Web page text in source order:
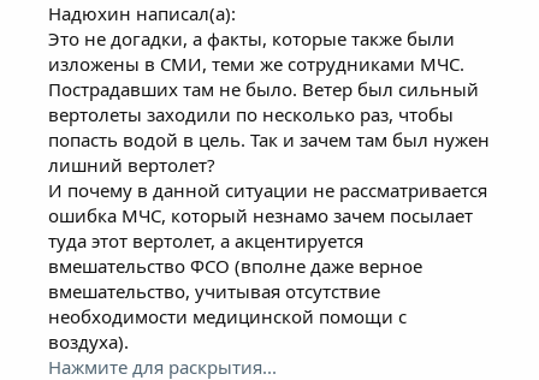
Надюхин написал(а):
Это не догадки, а факты, которые также были
изложены в СМИ, теми же сотрудниками МЧС.
Пострадавших там не было. Ветер был сильный
вертолеты заходили по несколько раз, чтобы
попасть водой в цель. Так и зачем там был нужен
лишний вертолет?
И почему в данной ситуации не рассматривается
ошибка МЧС, который незнамо зачем посылает
туда этот вертолет, а акцентируется
вмешательство ФСО (вполне даже верное
вмешательство, учитывая отсутствие
необходимости медицинской помощи с
воздуха).
Нажмите для раскрытия...